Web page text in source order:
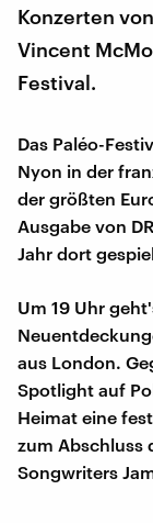
Konzerten
Vincent
Festival.
Das Paléo-
Nyon in der
der größten
Ausgabe von
Jahr dort
Um 19 Uhr
aus London.
Spotlight auf
Heimat eine
zum Abschluss
Songwriters